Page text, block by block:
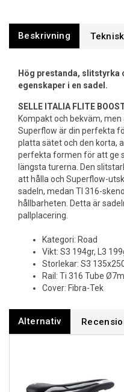
Beskrivning
Hög prestanda,
egenskaper i en sadel.
SELLE ITALIA FLITE
Kompakt och bekväm,
Superflow är din perfekta
platta sätet och den korta,
perfekta formen för att ge
längsta turerna. Den
att hålla och Superflow-
sadeln, medan TI 316-
hållbarheten. Detta är
pallplacering.
Kategori: Road
Vikt: S3 194gr, L3
Storlekar: S3
Rail: Ti 316 Tube
Cover: Fibra-Tek
Alternativ